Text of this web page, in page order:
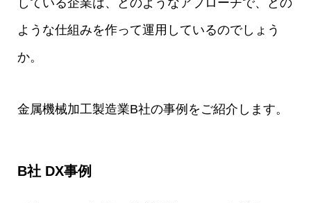
している企業は、どのようなアプローチで、どの
ような仕組みを作って運用しているのでしょう
か。
金属機械加工製造業B社の事例をご紹介します。
B社 DX事例